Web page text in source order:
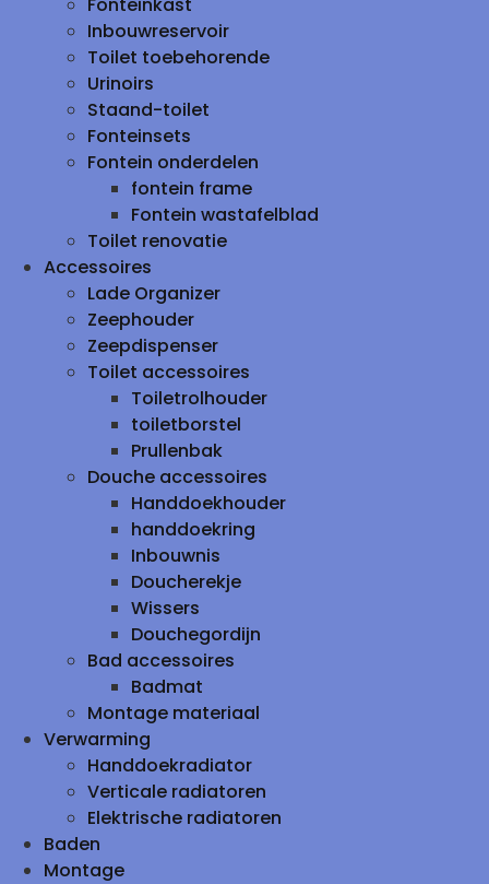
Inbouwreservoir
Toilet toebehorende
Urinoirs
Staand-toilet
Fonteinsets
Fontein onderdelen
fontein frame
Fontein wastafelblad
Toilet renovatie
Accessoires
Lade Organizer
Zeephouder
Zeepdispenser
Toilet accessoires
Toiletrolhouder
toiletborstel
Prullenbak
Douche accessoires
Handdoekhouder
handdoekring
Inbouwnis
Doucherekje
Wissers
Douchegordijn
Bad accessoires
Badmat
Montage materiaal
Verwarming
Handdoekradiator
Verticale radiatoren
Elektrische radiatoren
Baden
Montage